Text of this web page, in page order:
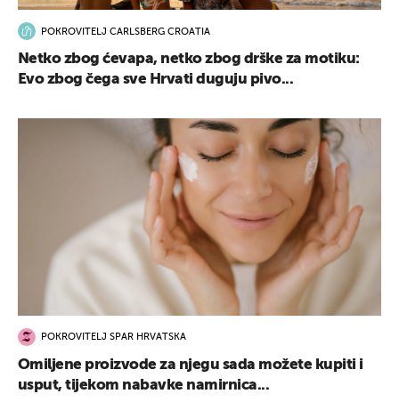
POKROVITELJ CARLSBERG CROATIA
Netko zbog ćevapa, netko zbog drške za motiku:
Evo zbog čega sve Hrvati duguju pivo...
POKROVITELJ SPAR HRVATSKA
Omiljene proizvode za njegu sada možete kupiti i
usput, tijekom nabavke namirnica...